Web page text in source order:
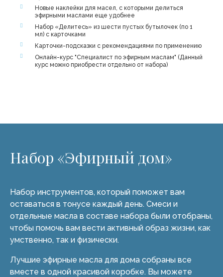
Новые наклейки для масел, с которыми делиться
эфирными маслами еще удобнее
Набор «Делитесь» из шести пустых бутылочек (по 1
мл) с карточками
Карточки-подсказки с рекомендациями по применению
Онлайн-курс "Специалист по эфирным маслам" (Данный
курс можно приобрести отдельно от набора)
Набор «Эфирный дом»
Набор инструментов, который поможет вам
оставаться в тонусе каждый день. Смеси и
отдельные масла в составе набора были отобраны,
чтобы помочь вам вести активный образ жизни, как
умственно, так и физически.
Лучшие эфирные масла для дома собраны все
вместе в одной красивой коробке. Вы можете